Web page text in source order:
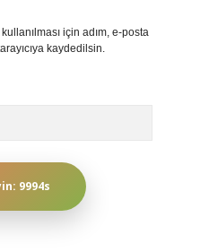
için adım, e-posta
kaydedilsin.